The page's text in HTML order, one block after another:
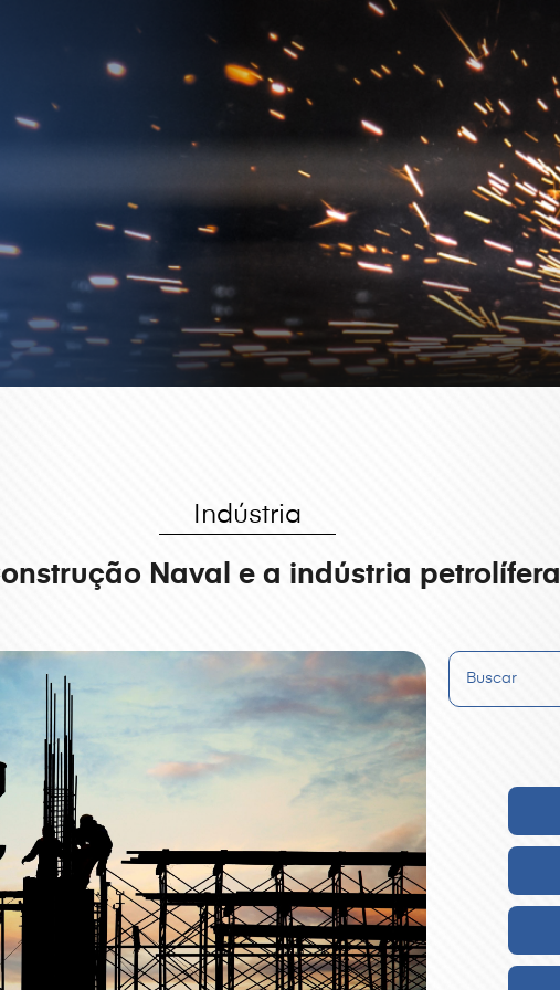
Indústria
Naval e a indústria petrolífera